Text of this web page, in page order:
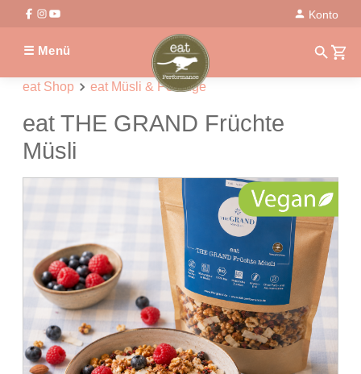
Konto
☰ Menü
eat Shop eat Müsli & Porridge
eat THE GRAND Früchte
Müsli